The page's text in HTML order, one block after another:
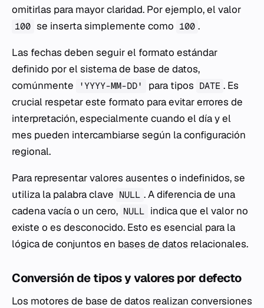
omitirlas para mayor claridad. Por ejemplo, el valor
100 se inserta simplemente como 100 .
Las fechas deben seguir el formato estándar
definido por el sistema de base de datos,
comúnmente
'YYYY-MM-DD' para tipos DATE . Es
crucial respetar este formato para evitar errores de
interpretación, especialmente cuando el día y el
mes pueden intercambiarse según la configuración
regional.
Para representar valores ausentes o indefinidos, se
utiliza la palabra clave NULL . A diferencia de una
cadena vacía o un cero, NULL indica que el valor no
existe o es desconocido. Esto es esencial para la
lógica de conjuntos en bases de datos relacionales.
Conversión de tipos y valores por defecto
Los motores de base de datos realizan conversiones